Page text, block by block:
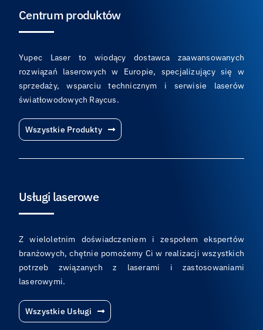
Centrum produktów
Yupec Laser to wiodący dostawca zaawansowanych
rozwiązań laserowych w Europie, specjalizujący się w
sprzedaży, wsparciu technicznym i serwisie laserów
światłowodowych Raycus.
Wszystkie Produkty
Usługi laserowe
Z wieloletnim doświadczeniem i zespołem ekspertów
branżowych, chętnie pomożemy Ci w realizacji wszystkich
potrzeb związanych z laserami i zastosowaniami
laserowymi.
Wszystkie Usługi